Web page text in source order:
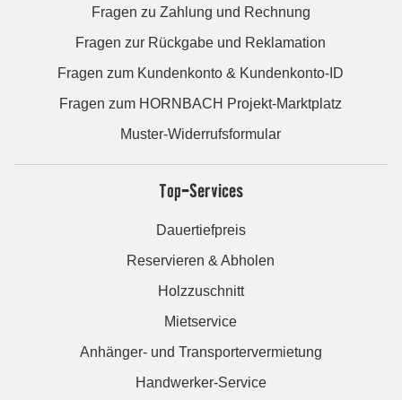
Fragen zu Zahlung und Rechnung
Fragen zur Rückgabe und Reklamation
Fragen zum Kundenkonto & Kundenkonto-ID
Fragen zum HORNBACH Projekt-Marktplatz
Muster-Widerrufsformular
Top-Services
Dauertiefpreis
Reservieren & Abholen
Holzzuschnitt
Mietservice
Anhänger- und Transportervermietung
Handwerker-Service